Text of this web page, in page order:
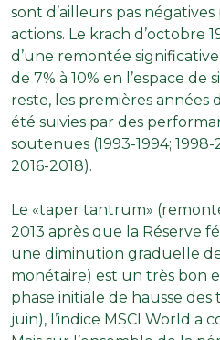
sont d’ailleurs pas
actions. Le krach d’octobre
d’une remontée
de 7% à 10% en l’espace de
reste, les premières années
été suivies par des
soutenues (1993-1994;
2016-2018).
Le «taper tantrum»
2013 après que la Réserve
une diminution graduelle
monétaire) est un très bon
phase initiale de hausse
juin), l’indice MSCI World a